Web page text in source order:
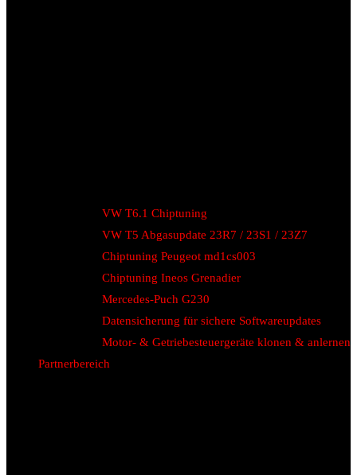
VW T6.1 Chiptuning
VW T5 Abgasupdate 23R7 / 23S1 / 23Z7
Chiptuning Peugeot md1cs003
Chiptuning Ineos Grenadier
Mercedes-Puch G230
Datensicherung für sichere Softwareupdates
Motor- & Getriebesteuergeräte klonen & anlernen
Partnerbereich